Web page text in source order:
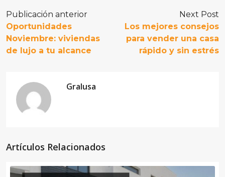
Publicación anterior
Oportunidades
Noviembre: viviendas
de lujo a tu alcance
Next Post
Los mejores consejos
para vender una casa
rápido y sin estrés
Gralusa
Artículos Relacionados